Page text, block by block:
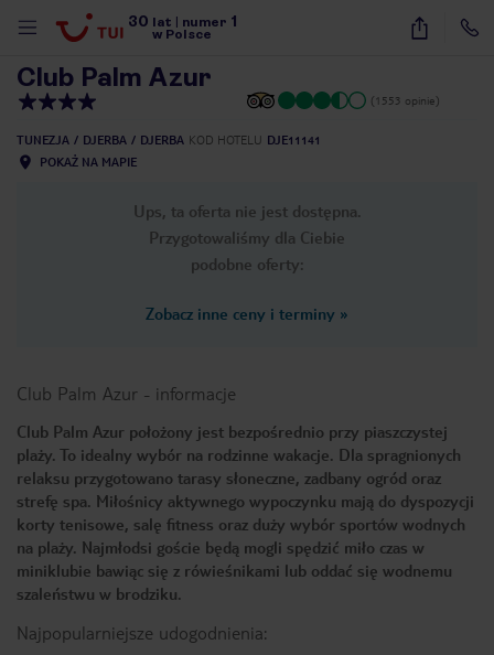
30 lat numer 1
w Polsce
33
Club Palm Azur
(1553 opinie)
TUNEZJA DJERBA DJERBA KOD HOTELU DJE11141
POKAŻ NA MAPIE
Ups, ta oferta nie jest dostępna.
Przygotowaliśmy dla Ciebie
podobne oferty:
Zobacz inne ceny i terminy »
Club Palm Azur - informacje
Club Palm Azur położony jest bezpośrednio przy piaszczystej
plaży. To idealny wybór na rodzinne wakacje. Dla spragnionych
relaksu przygotowano tarasy słoneczne, zadbany ogród oraz
strefę spa. Miłośnicy aktywnego wypoczynku mają do dyspozycji
korty tenisowe, salę fitness oraz duży wybór sportów wodnych
na plaży. Najmłodsi goście będą mogli spędzić miło czas w
miniklubie bawiąc się z rówieśnikami lub oddać się wodnemu
szaleństwu w brodziku.
Najpopularniejsze udogodnienia: